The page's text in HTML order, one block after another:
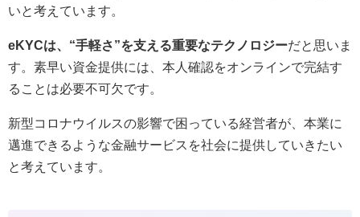
いと考えています。
eKYCは、“手軽さ”を支える重要なテクノロジーだと思いま
す。素早い資金提供には、本人確認をオンラインで完結す
ることは必要不可欠です。
新型コロナウイルスの影響で困っている経営者が、本業に
邁進できるような金融サービスを社会に提供していきたい
と考えています。